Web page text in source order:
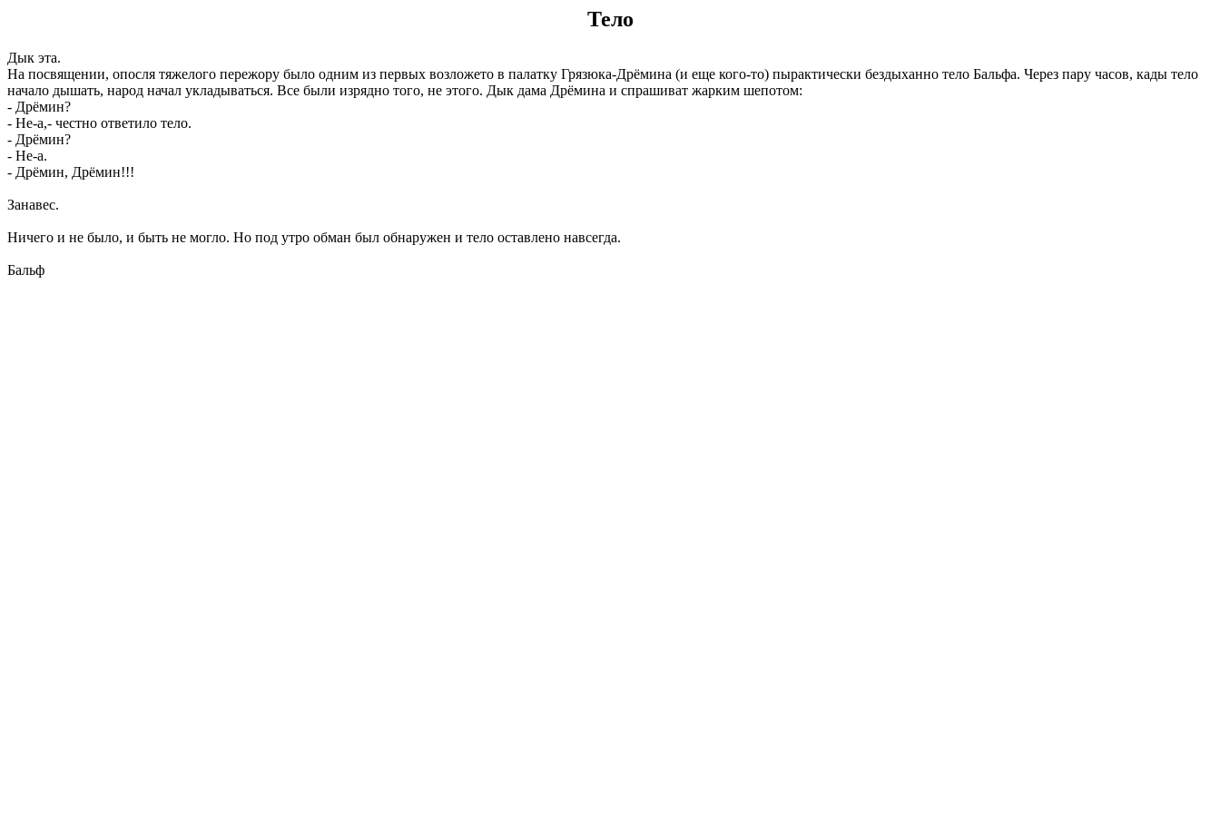
Тело
Дык эта.
На посвящении, опосля тяжелого пережору было одним из первых возложето в палатку Грязюка-Дрёмина (и еще кого-то) пырактически бездыханно тело Бальфа. Через пару часов, кады тело
начало дышать, народ начал укладываться. Все были изрядно того, не этого. Дык дама Дрёмина и спрашиват жарким шепотом:
- Дрёмин?
- Не-а,- честно ответило тело.
- Дрёмин?
- Не-а.
- Дрёмин, Дрёмин!!!
Занавес.
Ничего и не было, и быть не могло. Но под утро обман был обнаружен и тело оставлено навсегда.
Бальф